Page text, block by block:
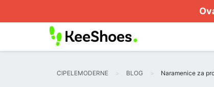
CIPELEMODERNE BLOG Naramenice za